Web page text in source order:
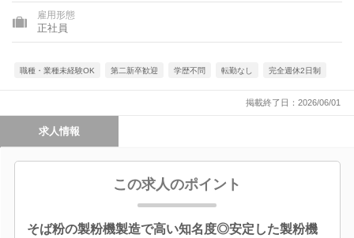
雇用形態
正社員
職種・業種未経験OK 第二新卒歓迎 学歴不問 転勤なし 完全週休2日制
掲載終了日：2026/06/01
求人情報
この求人のポイント
そば粉の製粉機製造で高い知名度◎安定した製粉機